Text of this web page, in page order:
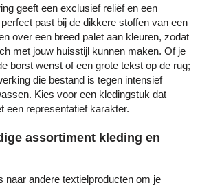
geeft een exclusief reliëf en een
past bij de dikkere stoffen van een
over een breed palet aan kleuren, zodat
met jouw huisstijl kunnen maken. Of je
borst wenst of een grote tekst op de rug;
die bestand is tegen intensief
Kies voor een kledingstuk dat
een representatief karakter.
assortiment kleding en
naar andere textielproducten om je